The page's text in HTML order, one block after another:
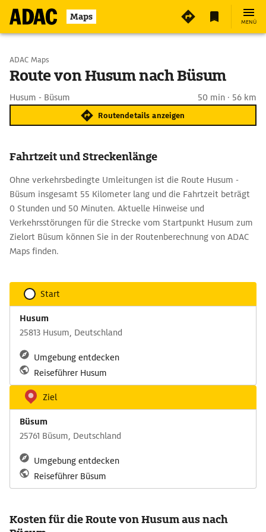
Maps MENÜ
Start wählen
ADAC Maps
Route von Husum nach Büsum
Husum - Büsum 50 min · 56 km
Routendetails anzeigen
Fahrtzeit und Streckenlänge
Ohne verkehrsbedingte Umleitungen ist die Route Husum -
Büsum insgesamt 55 Kilometer lang und die Fahrtzeit beträgt
0 Stunden und 50 Minuten. Aktuelle Hinweise und
Verkehrsstörungen für die Strecke vom Startpunkt Husum zum
Zielort Büsum können Sie in der Routenberechnung von ADAC
Maps finden.
Start
Husum
25813 Husum, Deutschland
Umgebung entdecken
Reiseführer Husum
Ziel
Büsum
25761 Büsum, Deutschland
Umgebung entdecken
Reiseführer Büsum
Kosten für die Route von Husum aus nach